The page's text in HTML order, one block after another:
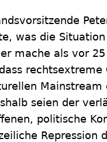
was die
mache als vor
rechtsextreme
Mainstream
seien der
politische
Repression